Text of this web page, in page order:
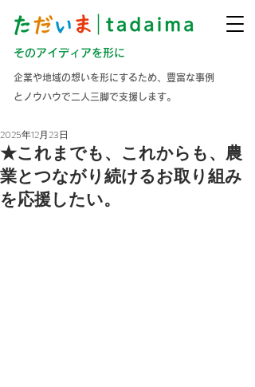
そのアイディアを形に
企業や地域の想いを形にするため、豊富な事例
とノウハウで二人三脚で支援します。
★これまでも、これからも、農
業とつながり続けるお取り組み
を応援したい。
2025年12月23日